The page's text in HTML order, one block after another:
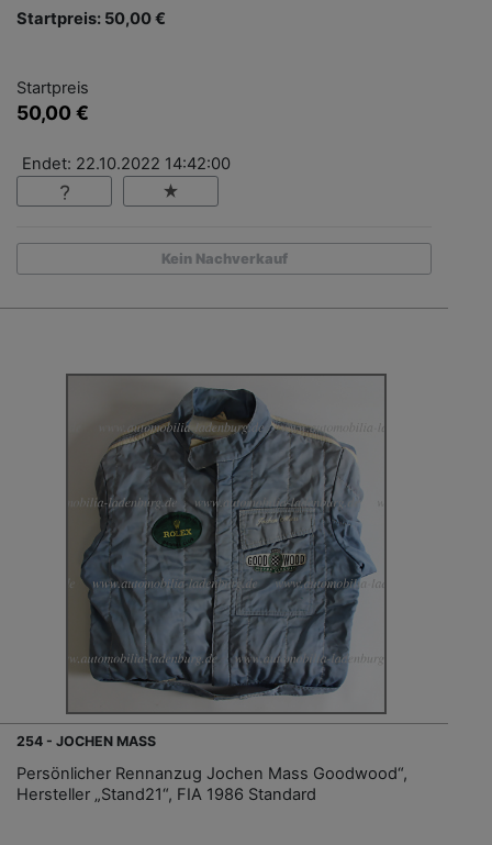
Startpreis: 50,00 €
Startpreis
50,00 €
Endet: 22.10.2022 14:42:00
Kein Nachverkauf
254 - JOCHEN MASS
Persönlicher Rennanzug Jochen Mass Goodwood“,
Hersteller „Stand21“, FIA 1986 Standard